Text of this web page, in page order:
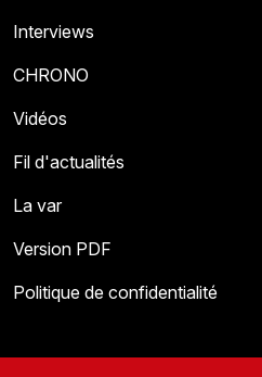
Interviews
CHRONO
Vidéos
Fil d'actualités
La var
Version PDF
Politique de confidentialité